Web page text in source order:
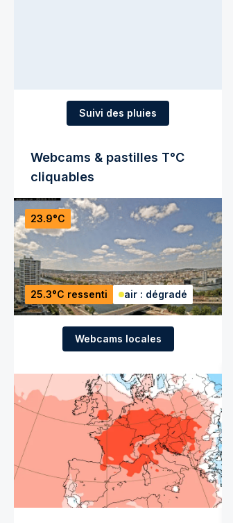
Suivi des pluies
Webcams & pastilles T°C
cliquables
23.9°C
25.3°C ressenti air : dégradé
Webcams locales